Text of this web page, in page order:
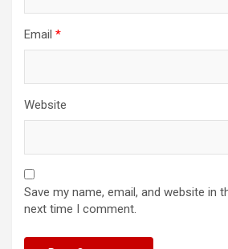
Email *
Website
Save my name, email, and website in
next time I comment.